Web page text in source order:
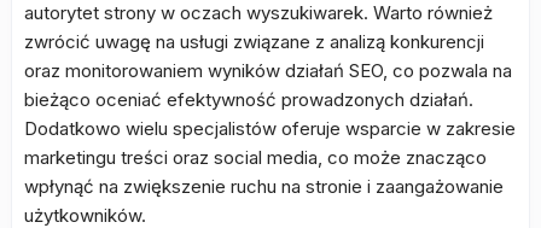
autorytet strony w oczach wyszukiwarek. Warto również
zwrócić uwagę na usługi związane z analizą konkurencji
oraz monitorowaniem wyników działań SEO, co pozwala na
bieżąco oceniać efektywność prowadzonych działań.
Dodatkowo wielu specjalistów oferuje wsparcie w zakresie
marketingu treści oraz social media, co może znacząco
wpłynąć na zwiększenie ruchu na stronie i zaangażowanie
użytkowników.